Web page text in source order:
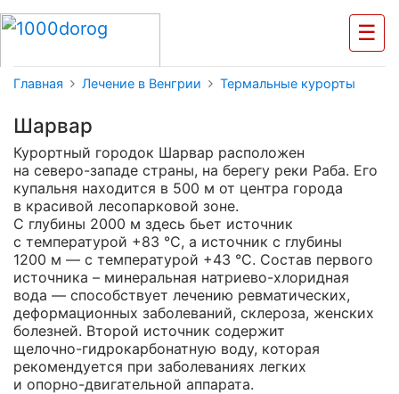
☰
Главная Лечение в Венгрии Термальные курорты
Шарвар
Курортный городок Шарвар расположен
на северо-западе страны, на берегу реки Раба. Его
купальня находится в 500 м от центра города
в красивой лесопарковой зоне.
С глубины 2000 м здесь бьет источник
с температурой +83 °С, а источник с глубины
1200 м — с температурой +43 °С. Состав первого
источника – минеральная натриево-хлоридная
вода — способствует лечению ревматических,
деформационных заболеваний, склероза, женских
болезней. Второй источник содержит
щелочно-гидрокарбонатную воду, которая
рекомендуется при заболеваниях легких
и опорно-двигательной аппарата.